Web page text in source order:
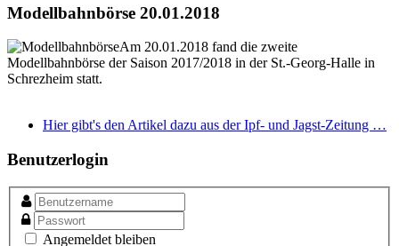
Modellbahnbörse 20.01.2018
Am 20.01.2018 fand die zweite
Modellbahnbörse der Saison 2017/2018 in der St.-Georg-Halle in
Schrezheim statt.
Hier gibt's den Artikel dazu aus der Ipf- und Jagst-Zeitung …
Benutzerlogin
Angemeldet bleiben